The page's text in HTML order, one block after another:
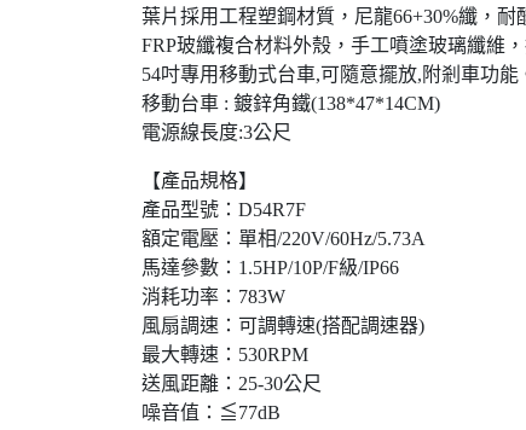
葉片採用工程塑鋼材質，尼龍66+30%纖，耐
FRP玻纖複合材料外殼，手工噴塗玻璃纖維
54吋專用移動式台車,可隨意擺放,附剎車功能
移動台車 : 鍍鋅角鐵(138*47*14CM)
電源線長度:3公尺
【產品規格】
產品型號：D54R7F
額定電壓：單相/220V/60Hz/5.73A
馬達參數：1.5HP/10P/F級/IP66
消耗功率：783W
風扇調速：可調轉速(搭配調速器)
最大轉速：530RPM
送風距離：25-30公尺
噪音值：≦77dB